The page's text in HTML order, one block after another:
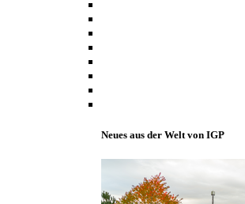
Neues aus der Welt von IGP